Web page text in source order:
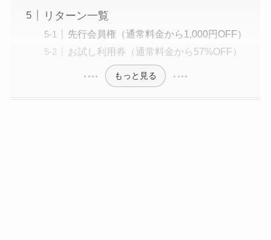
リターン一覧
先行会員権（通常料金から1,000円OFF）
お試し利用券（通常料金から57%OFF）
もっと見る